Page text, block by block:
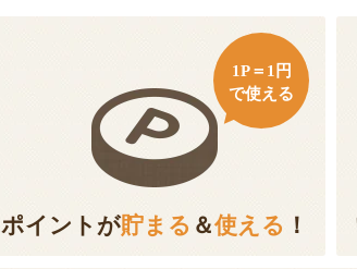
ポイントが貯まる ＆使える ！
1P＝1円
で使える